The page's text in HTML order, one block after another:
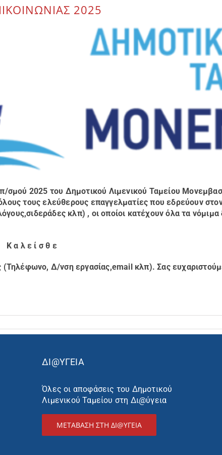
2025
σμού 2025 του Δημοτικού Λιμενικού Ταμείου
τους ελεύθερους επαγγελματίες που εδρεύουν
κλπ) , οι οποίοι κατέχουν όλα τα νόμιμα
Κ α λ ε ί σ θ ε
(Τηλέφωνο, Δ/νση εργασίας,email κλπ).Σας
ΔΙ@ΥΓΕΙΑ
Όλες οι αποφάσεις του Δημοτικού
Λιμενικού Ταμείου στη Δι@ύγεια
ΜΕΤΑΒΑΣΗ ΣΤΗ ΔΙ@ΥΓΕΙΑ